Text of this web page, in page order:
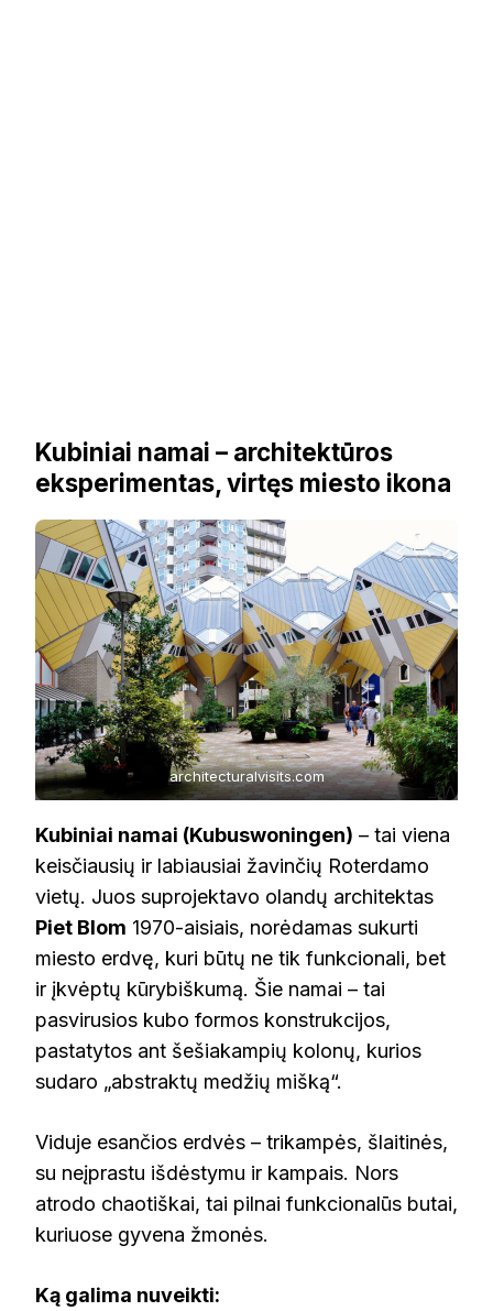
Kubiniai namai – architektūros
eksperimentas, virtęs miesto ikona
architecturalvisits.com
Kubiniai namai (Kubuswoningen) – tai viena
keisčiausių ir labiausiai žavinčių Roterdamo
vietų. Juos suprojektavo olandų architektas
Piet Blom 1970-aisiais, norėdamas sukurti
miesto erdvę, kuri būtų ne tik funkcionali, bet
ir įkvėptų kūrybiškumą. Šie namai – tai
pasvirusios kubo formos konstrukcijos,
pastatytos ant šešiakampių kolonų, kurios
sudaro „abstraktų medžių mišką“.
Viduje esančios erdvės – trikampės, šlaitinės,
su neįprastu išdėstymu ir kampais. Nors
atrodo chaotiškai, tai pilnai funkcionalūs butai,
kuriuose gyvena žmonės.
Ką galima nuveikti: